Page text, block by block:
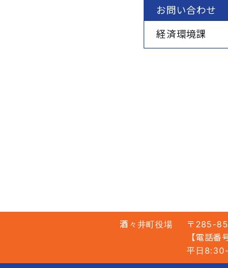
お問い合わせ
経済環境課
酒々井町役場 〒285-
【電話
平日8:30-